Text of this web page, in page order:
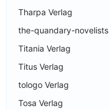
Tharpa Verlag
the-quandary-novelists
Titania Verlag
Titus Verlag
tologo Verlag
Tosa Verlag